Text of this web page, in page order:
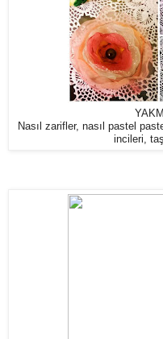
Nasıl zarifler, nasıl pastel
incileri,